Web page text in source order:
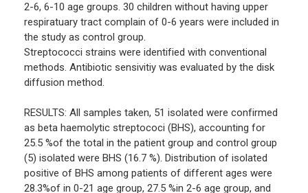
2-6, 6-10 age groups. 30 children without having upper
respiratuary tract complain of 0-6 years were included in
the study as control group.
Streptococci strains were identified with conventional
methods. Antibiotic sensivitiy was evaluated by the disk
diffusion method.
RESULTS: All samples taken, 51 isolated were confirmed
as beta haemolytic streptococi (BHS), accounting for
25.5 %of the total in the patient group and control group
(5) isolated were BHS (16.7 %). Distribution of isolated
positive of BHS among patients of different ages were
28.3%of in 0-21 age group, 27.5 %in 2-6 age group, and